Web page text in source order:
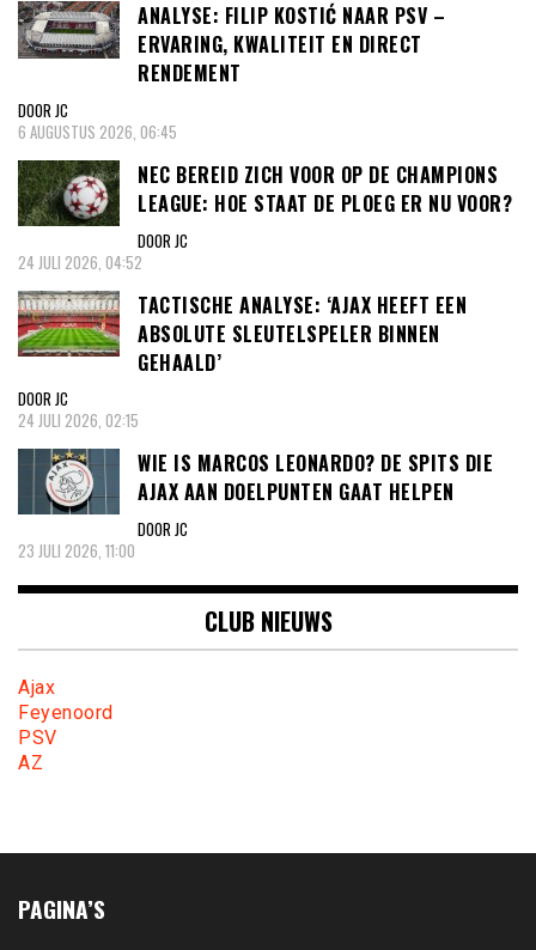
ANALYSE: FILIP KOSTIĆ NAAR PSV –
ERVARING, KWALITEIT EN DIRECT
RENDEMENT
DOOR JC
6 AUGUSTUS 2026, 06:45
NEC BEREID ZICH VOOR OP DE CHAMPIONS
LEAGUE: HOE STAAT DE PLOEG ER NU VOOR?
DOOR JC
24 JULI 2026, 04:52
TACTISCHE ANALYSE: ‘AJAX HEEFT EEN
ABSOLUTE SLEUTELSPELER BINNEN
GEHAALD’
DOOR JC
24 JULI 2026, 02:15
WIE IS MARCOS LEONARDO? DE SPITS DIE
AJAX AAN DOELPUNTEN GAAT HELPEN
DOOR JC
23 JULI 2026, 11:00
CLUB NIEUWS
Ajax
Feyenoord
PSV
AZ
PAGINA’S